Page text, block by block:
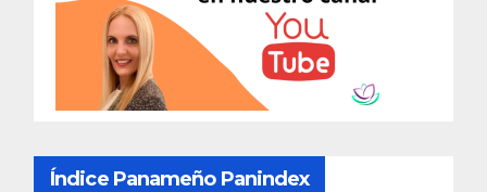
Índice Panameño Panindex